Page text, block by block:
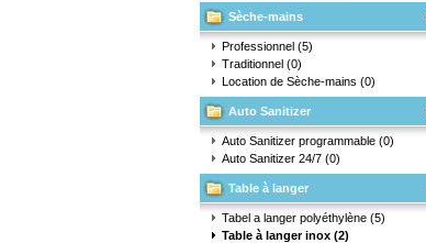
Sèche-mains
Professionnel (5)
Traditionnel (0)
Location de Sèche-mains (0)
Auto Sanitizer
Auto Sanitizer programmable (0)
Auto Sanitizer 24/7 (0)
Table à langer
Tabel a langer polyéthylène (5)
Table à langer inox (2)